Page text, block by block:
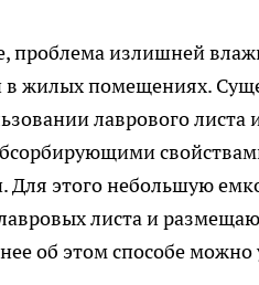
проблема излишней
в жилых помещениях.
лаврового
Для этого небольшую
листа и
об этом способе можно